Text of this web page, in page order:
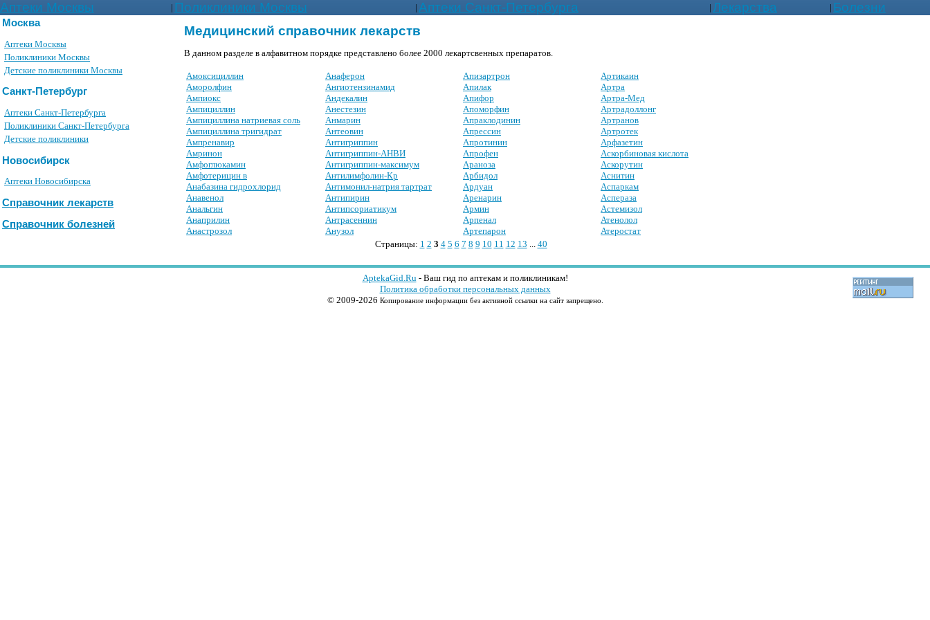
Аптеки Москвы | Поликлиники Москвы | Аптеки Санкт-Петербурга | Лекарства | Болезни
Москва
Аптеки Москвы
Поликлиники Москвы
Детские поликлиники Москвы
Санкт-Петербург
Аптеки Санкт-Петербурга
Поликлиники Санкт-Петербурга
Детские поликлиники
Новосибирск
Аптеки Новосибирска
Справочник лекарств
Справочник болезней
Медицинский справочник лекарств
В данном разделе в алфавитном порядке представлено более 2000 лекартсвенных препаратов.
Амоксициллин
Аморолфин
Ампиокс
Ампициллин
Ампициллина натриевая соль
Ампициллина тригидрат
Ампренавир
Амринон
Амфоглюкамин
Амфотерицин в
Анабазина гидрохлорид
Анавенол
Анальгин
Анаприлин
Анастрозол
Анаферон
Ангиотензинамид
Андекалин
Анестезин
Анмарин
Антеовин
Антигриппин
Антигриппин-АНВИ
Антигриппин-максимум
Антилимфолин-Кр
Антимонил-натрия тартрат
Антипирин
Антипсориатикум
Антрасеннин
Анузол
Апизартрон
Апилак
Апифор
Апоморфин
Апраклодинин
Апрессин
Апротинин
Апрофен
Араноза
Арбидол
Ардуан
Аренарин
Армин
Арпенал
Артепарон
Артикаин
Артра
Артра-Мед
Артрадоллонг
Артранов
Артротек
Арфазетин
Аскорбиновая кислота
Аскорутин
Аснитин
Аспаркам
Аспераза
Астемизол
Атенолол
Атеростат
Страницы: 1 2 3 4 5 6 7 8 9 10 11 12 13 40
AptekaGid.Ru- Ваш гид по аптекам и поликлиникам!
Политика обработки персональных данных
© 2009-2026 Копирование информации без активной ссылки на сайт запрещено.